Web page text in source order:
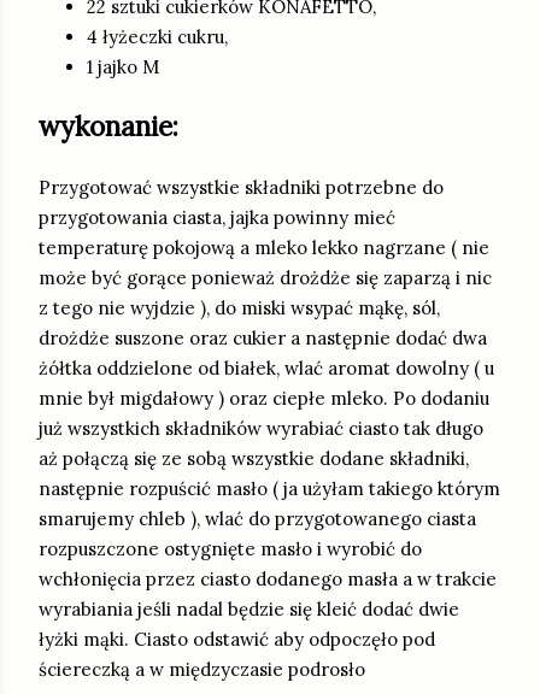
22 sztuki cukierków KONAFETTO,
4 łyżeczki cukru,
1 jajko M
wykonanie:
Przygotować wszystkie składniki potrzebne do
przygotowania ciasta, jajka powinny mieć
temperaturę pokojową a mleko lekko nagrzane ( nie
może być gorące ponieważ drożdże się zaparzą i nic
z tego nie wyjdzie ), do miski wsypać mąkę, sól,
drożdże suszone oraz cukier a następnie dodać dwa
żółtka oddzielone od białek, wlać aromat dowolny ( u
mnie był migdałowy ) oraz ciepłe mleko. Po dodaniu
już wszystkich składników wyrabiać ciasto tak długo
aż połączą się ze sobą wszystkie dodane składniki,
następnie rozpuścić masło ( ja użyłam takiego którym
smarujemy chleb ), wlać do przygotowanego ciasta
rozpuszczone ostygnięte masło i wyrobić do
wchłonięcia przez ciasto dodanego masła a w trakcie
wyrabiania jeśli nadal będzie się kleić dodać dwie
łyżki mąki. Ciasto odstawić aby odpoczęło pod
ściereczką a w międzyczasie podrosło